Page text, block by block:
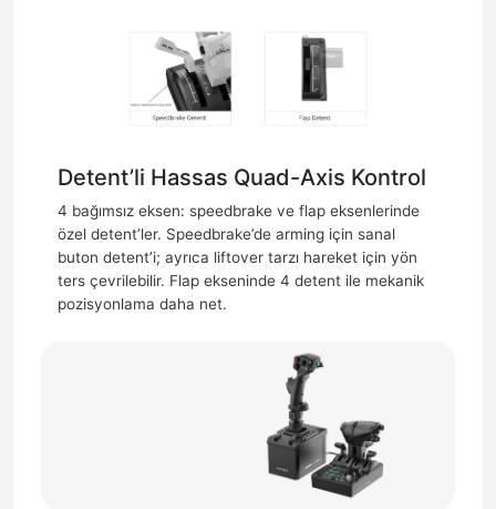
Detent’li Hassas Quad-Axis Kontrol
4 bağımsız eksen: speedbrake ve flap eksenlerinde
özel detent’ler. Speedbrake’de arming için sanal
buton detent’i; ayrıca liftover tarzı hareket için yön
ters çevrilebilir. Flap ekseninde 4 detent ile mekanik
pozisyonlama daha net.